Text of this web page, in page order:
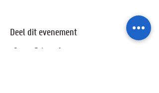
wordt tweewekelijks herhaald tot en met 20 januari 2021.
Raadpleeg deze link voor meer info over de maatregelen:
https://www.armandpien.be/status-covid-19
Deel dit evenement